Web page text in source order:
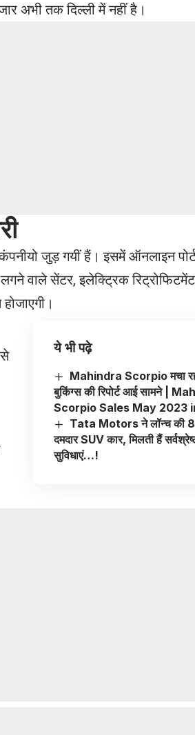
अभी तक दिल्ली में नहीं है।
जुड़ गयीं हैं। इसमें ऑनलाइन
वाले सेंटर, इलेक्ट्रिक
ये भी पढ़े
Mahindra Scorpio मचा
बुकिंग्स की रिपोर्ट आई सामने |
Scorpio Sales May 2023
Tata Motors ने लॉन्च की
दमदार SUV कार, मिलती हैं
सुविधाएं…!